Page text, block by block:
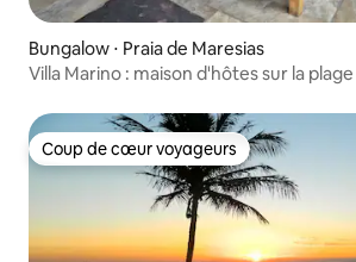
Bungalow ⋅ Praia de Maresias
Villa Marino : maison d'hôtes sur la plage
Coup de cœur voyageurs
Coup de cœur voyageurs